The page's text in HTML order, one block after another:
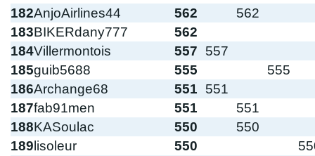
182AnjoAirlines44 562
562
183BIKERdany777
562
184Villermontois 557
557
185guib5688 555
555
186Archange68 551
551
187fab91men 551
551
188KASoulac 550
550
189lisoleur 550